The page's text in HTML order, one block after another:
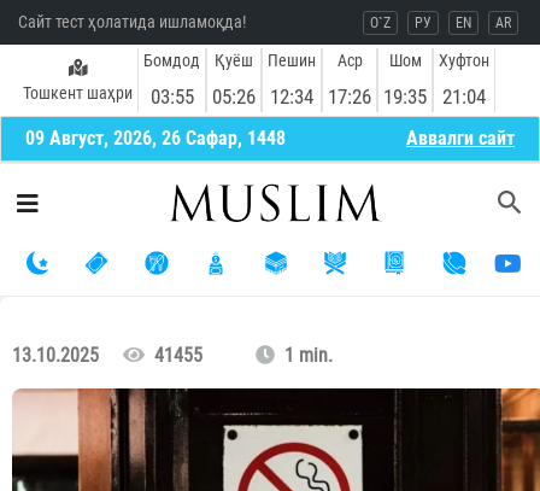
Сайт тест ҳолатида ишламоқда! O`Z РУ EN AR
Тошкент шаҳри
Бомдод
03:55
Қуёш
05:26
Пешин
12:34
Аср
17:26
Шом
19:35
Хуфтон
21:04
09 Август, 2026, 26 Сафар, 1448 Aввалги сайт
13.10.2025 41455 1 min.